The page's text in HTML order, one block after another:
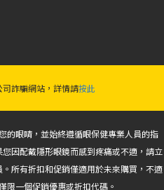
詐騙網站，詳情請按此
的眼睛，並始終遵循眼保健專業人員的指
因配戴隱形眼鏡而感到疼痛或不適，請立
所有折扣和促銷僅適用於未來購買，不適
限一個促銷優惠或折扣代碼。